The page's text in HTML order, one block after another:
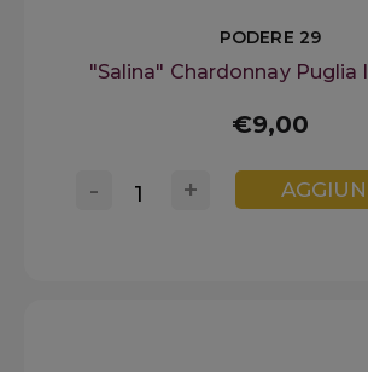
PODERE 29
"Salina" Chardonnay Puglia
€9,00
+
-